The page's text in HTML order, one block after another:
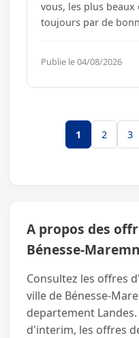
vous, les plus
toujours par de
maçon VRD pour
Publie le 04/08/2026
1 2 3
A propos des
Bénesse-
Consultez les offres
ville de Bénesse-
departement
d'interim, les offres